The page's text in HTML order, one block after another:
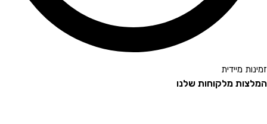
זמינות מיידית
המלצות מלקוחות שלנו